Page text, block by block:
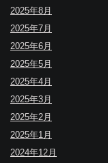
2025年8月
2025年7月
2025年6月
2025年5月
2025年4月
2025年3月
2025年2月
2025年1月
2024年12月